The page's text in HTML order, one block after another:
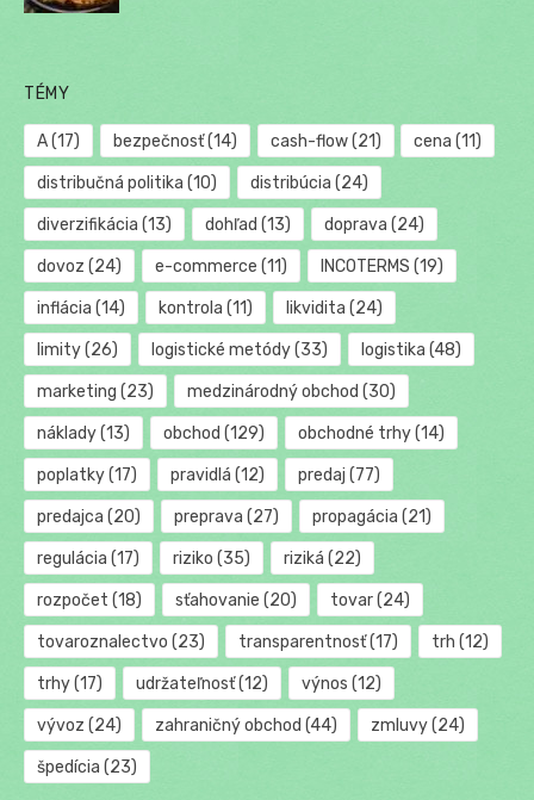
TÉMY
A(17) bezpečnosť(14) cash-flow(21) cena (11)
distribučná politika (10) distribúcia (24)
diverzifikácia (13) dohľad (13) doprava (24)
dovoz (24) e-commerce (11) INCOTERMS (19)
inflácia (14) kontrola (11) likvidita (24)
limity(26) logistické metódy(33) logistika (48)
marketing (23) medzinárodný obchod (30)
náklady(13) obchod (129) obchodné trhy(14)
poplatky(17) pravidlá (12) predaj (77)
predajca (20) preprava (27) propagácia (21)
regulácia (17) riziko (35) riziká (22)
rozpočet (18) sťahovanie (20) tovar(24)
tovaroznalectvo (23) transparentnosť(17) trh (12)
trhy(17) udržateľnosť(12) výnos (12)
vývoz (24) zahraničný obchod (44) zmluvy(24)
špedícia (23)